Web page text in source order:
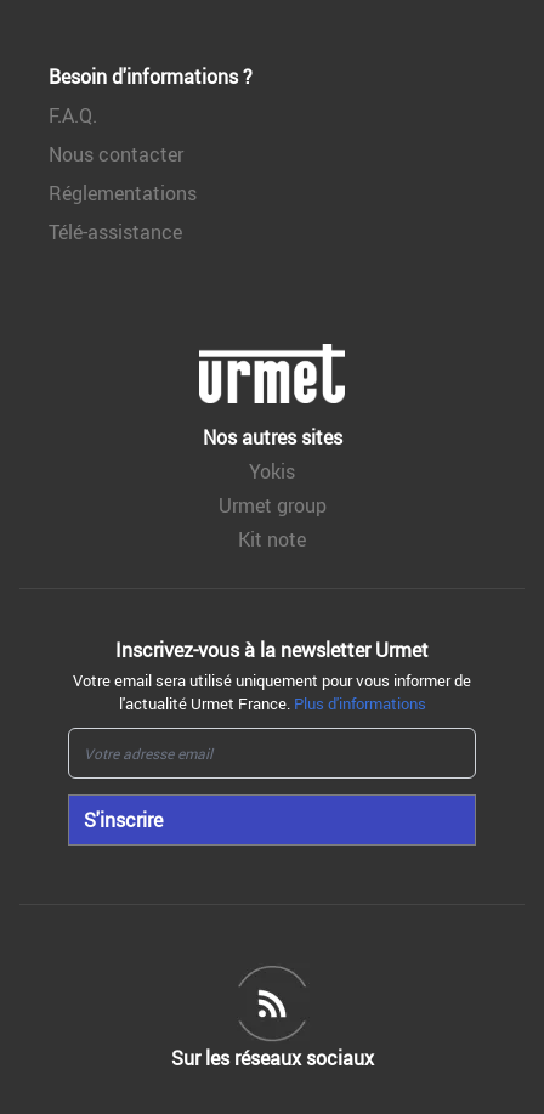
Besoin d'informations ?
F.A.Q.
Nous contacter
Réglementations
Télé-assistance
Nos autres sites
Yokis
Urmet group
Kit note
Inscrivez-vous à la newsletter Urmet
Votre email sera utilisé uniquement pour vous informer de
l'actualité Urmet France. Plus d'informations
S'inscrire
Sur les réseaux sociaux